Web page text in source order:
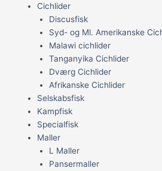
Cichlider
Discusfisk
Syd- og Ml. Amerikanske
Malawi cichlider
Tanganyika Cichlider
Dværg Cichlider
Afrikanske Cichlider
Selskabsfisk
Kampfisk
Specialfisk
Maller
L Maller
Pansermaller